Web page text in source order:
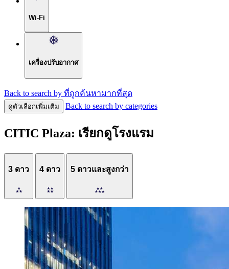
Wi-Fi
เครื่องปรับอากาศ
Back to search by ที่ถูกค้นหามากที่สุด
ดูตัวเลือกเพิ่มเติม Back to search by categories
CITIC Plaza: เรียกดูโรงแรม
3 ดาว 4 ดาว 5 ดาวและสูงกว่า